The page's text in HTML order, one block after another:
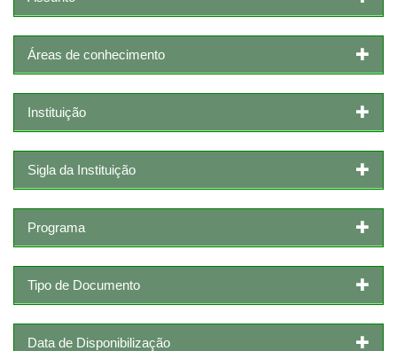
Áreas de conhecimento
Instituição
Sigla da Instituição
Programa
Tipo de Documento
Data de Disponibilização